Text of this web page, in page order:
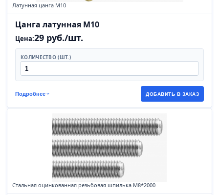
Латунная цанга М10
Цанга латунная М10
Цена:29 руб./шт.
КОЛИЧЕСТВО (ШТ.)
Подробнее ДОБАВИТЬ В ЗАКАЗ
Стальная оцинкованная резьбовая шпилька М8*2000